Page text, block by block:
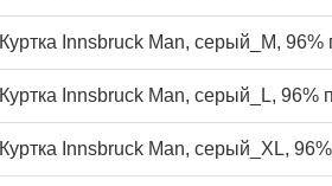
Куртка Innsbruck Man, серый_M, 96%
Куртка Innsbruck Man, серый_L, 96%
Куртка Innsbruck Man, серый_XL,